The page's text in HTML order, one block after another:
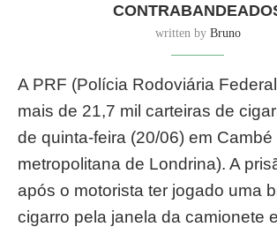
written by Bruno
A PRF (Polícia Rodoviária
mais de 21,7 mil carteiras de
de quinta-feira (20/06) em Cambé
metropolitana de Londrina). A
após o motorista ter jogado uma
cigarro pela janela da camionete